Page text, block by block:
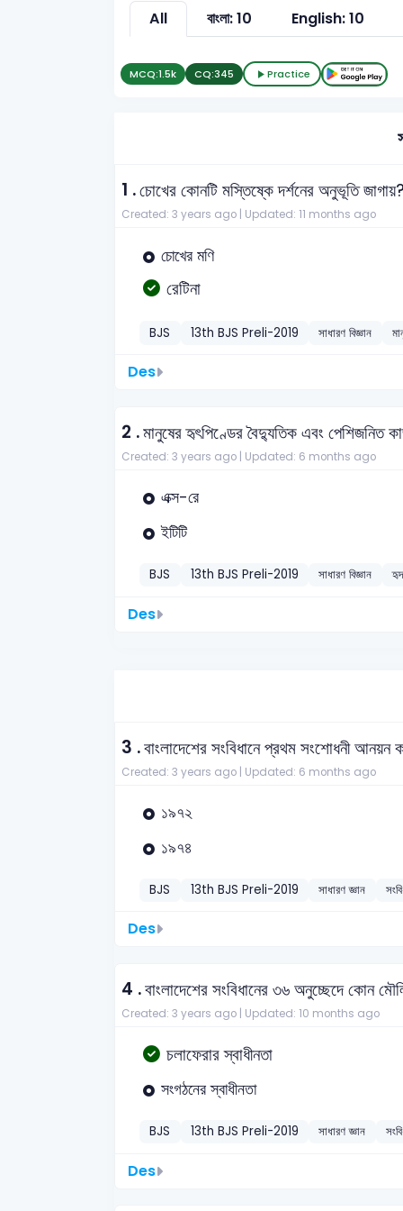
All বাংলা: 10 English: 10
MCQ:1.5k CQ:345 Practice
1 .চোখের কোনটি মস্তিষ্কে দর্শনের অনুভূতি
Created: 3 years ago | Updated: 11 months ago
চোখের মণি
রেটিনা
BJS 13th BJS Preli-2019 সাধারণ বিজ্ঞান
Des
2 .মানুষের হৃৎপিণ্ডের বৈদ্যুতিক এবং পেশিজনিত
Created: 3 years ago | Updated: 6 months ago
এক্স-রে
ইটিটি
BJS 13th BJS Preli-2019 সাধারণ বিজ্ঞান
Des
3 .বাংলাদেশের সংবিধানে প্রথম সংশোধনী
Created: 3 years ago | Updated: 6 months ago
১৯৭২
১৯৭৪
BJS 13th BJS Preli-2019 সাধারণ জ্ঞান
Des
4 .বাংলাদেশের সংবিধানের ৩৬ অনুচ্ছেদে কোন
Created: 3 years ago | Updated: 10 months ago
চলাফেরার স্বাধীনতা
সংগঠনের স্বাধীনতা
BJS 13th BJS Preli-2019 সাধারণ জ্ঞান
Des